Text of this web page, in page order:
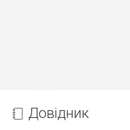
Довідник